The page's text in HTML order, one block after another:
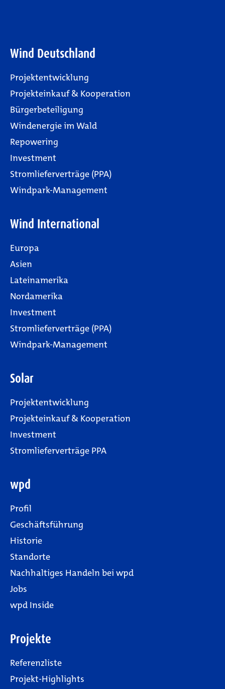
Wind Deutschland
Projektentwicklung
Projekteinkauf & Kooperation
Bürgerbeteiligung
Windenergie im Wald
Repowering
Investment
Stromlieferverträge (PPA)
Windpark-Management
Wind International
Europa
Asien
Lateinamerika
Nordamerika
Investment
Stromlieferverträge (PPA)
Windpark-Management
Solar
Projektentwicklung
Projekteinkauf & Kooperation
Investment
Stromlieferverträge PPA
wpd
Profil
Geschäftsführung
Historie
Standorte
Nachhaltiges Handeln bei wpd
Jobs
wpd Inside
Projekte
Referenzliste
Projekt-Highlights